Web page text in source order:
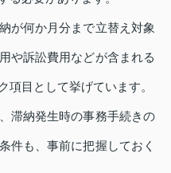
が何か月分まで立替え対象
や訴訟費用などが含まれる
項目として挙げています。
滞納発生時の事務手続きの
件も、事前に把握しておく